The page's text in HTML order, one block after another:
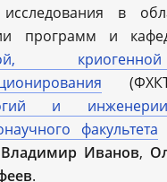
исследования в
программ и
и инженерии
факультета
Владимир Иванов,
.